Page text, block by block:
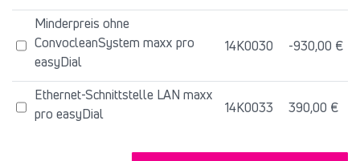
Minderpreis ohne
ConvocleanSystem maxx pro
easyDial
14K0030 -930,00 €
Ethernet-Schnittstelle LAN maxx
pro easyDial
14K0033 390,00 €